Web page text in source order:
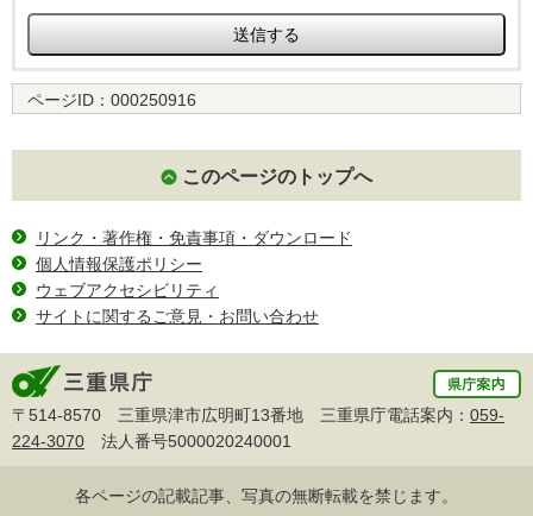
ページID： 000250916
このページのトップへ
リンク・著作権・免責事項・ダウンロード
個人情報保護ポリシー
ウェブアクセシビリティ
サイトに関するご意見・お問い合わせ
〒514-8570 三重県津市広明町13番地 三重県庁電話案内： 059-
224-3070 法人番号5000020240001
各ページの記載記事、写真の無断転載を禁じます。